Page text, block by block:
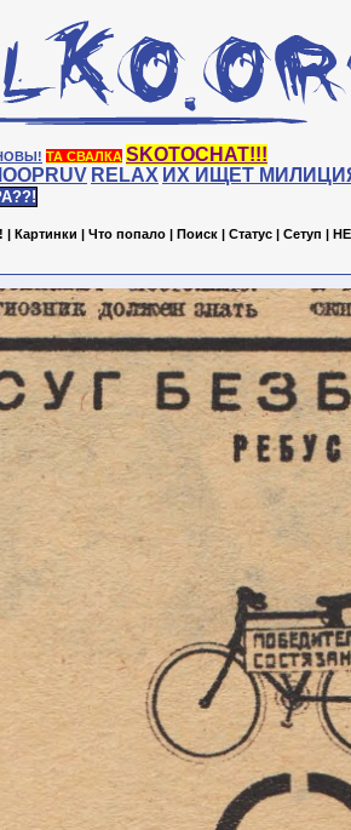
ТА СВАЛКА SKOTOCHAT!!!
RELAX ИХ ИЩЕТ
| Картинки | Что попало | Поиск | Статус | Сетуп |